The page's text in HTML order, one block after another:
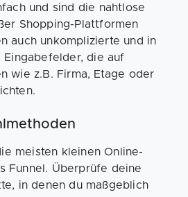
und sind die nahtlose
Shopping-Plattformen
auch unkomplizierte und in
Eingabefelder, die auf
wie z.B. Firma, Etage oder
meisten kleinen Online-
Funnel. Überprüfe deine
in denen du maßgeblich